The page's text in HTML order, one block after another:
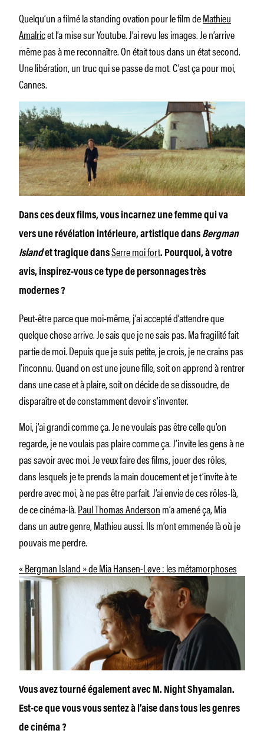
Quelqu’un a filmé la standing ovation pour le film deMathieu
Amalricet l’a mise sur Youtube. J’ai revu les images. Je n’arrive
même pas à me reconnaître. On était tous dans un état second.
Une libération, un truc qui se passe de mot. C’est ça pour moi,
Cannes.
Dans ces deux films, vous incarnez une femme qui va
vers une révélation intérieure, artistique dans Bergman
Islandet tragique dansSerre moi fort. Pourquoi, à votre
avis, inspirez-vous ce type de personnages très
modernes ?
Peut-être parce que moi-même, j’ai accepté d’attendre que
quelque chose arrive. Je sais que je ne sais pas. Ma fragilité fait
partie de moi. Depuis que je suis petite, je crois, je ne crains pas
l’inconnu. Quand on est une jeune fille, soit on apprend à rentrer
dans une case et à plaire, soit on décide de se dissoudre, de
disparaître et de constamment devoir s’inventer.
Moi, j’ai grandi comme ça. Je ne voulais pas être celle qu’on
regarde, je ne voulais pas plaire comme ça. J’invite les gens à ne
pas savoir avec moi. Je veux faire des films, jouer des rôles,
dans lesquels je te prends la main doucement et je t’invite à te
perdre avec moi, à ne pas être parfait. J’ai envie de ces rôles-là,
de ce cinéma-là.Paul Thomas Andersonm’a amené ça, Mia
dans un autre genre, Mathieu aussi. Ils m’ont emmenée là où je
pouvais me perdre.
« Bergman Island » de Mia Hansen-Løve : les métamorphoses
Vous avez tourné également avec M. Night Shyamalan.
Est-ce que vous vous sentez à l’aise dans tous les genres
de cinéma ?